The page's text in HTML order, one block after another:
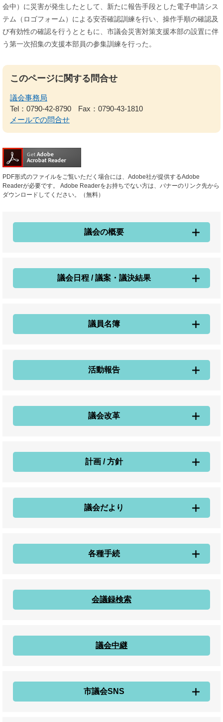
会中）に災害が発生したとして、新たに報告手段とした電子申請シス
テム（ロゴフォーム）による安否確認訓練を行い、操作手順の確認及
び有効性の確認を行うとともに、市議会災害対策支援本部の設置に伴
う第一次招集の支援本部員の参集訓練を行った。
このページに関する問合せ
議会事務局
Tel：0790-42-8790
Fax：0790-43-1810
メールでの問合せ
PDF形式のファイルをご覧いただく場合には、Adobe社が提供するAdobe
Readerが必要です。
Adobe Readerをお持ちでない方は、バナーのリンク先から
ダウンロードしてください。（無料）
議会の概要
議会日程 / 議案・議決結果
議員名簿
活動報告
議会改革
計画 / 方針
議会だより
各種手続
会議録検索
議会中継
市議会SNS